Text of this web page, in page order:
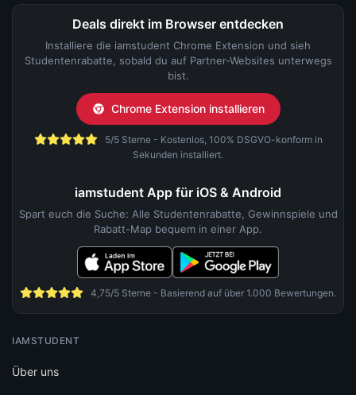
Deals direkt im Browser entdecken
Installiere die iamstudent Chrome Extension und sieh
Studentenrabatte, sobald du auf Partner-Websites unterwegs
bist.
Chrome Extension installieren
5/5 Sterne - Kostenlos, 100% DSGVO-konform in
Sekunden installiert.
iamstudent App für iOS & Android
Spart euch die Suche: Alle Studentenrabatte, Gewinnspiele und
Rabatt-Map bequem in einer App.
4,75/5 Sterne - Basierend auf über 1.000 Bewertungen.
IAMSTUDENT
Über uns